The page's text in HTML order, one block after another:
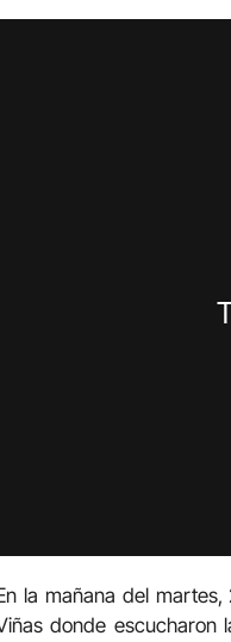
la mañana del
donde escucharon